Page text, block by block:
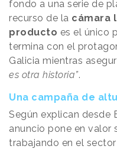
fondo a una serie de
recurso de la cámara
producto es el único
termina con el
Galicia mientras
es otra historia”.
Una campaña de
Según explican desde
anuncio pone en valor
trabajando en el